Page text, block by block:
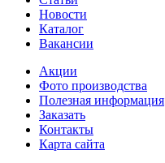
Новости
Каталог
Вакансии
Акции
Фото производства
Полезная информация
Заказать
Контакты
Карта сайта